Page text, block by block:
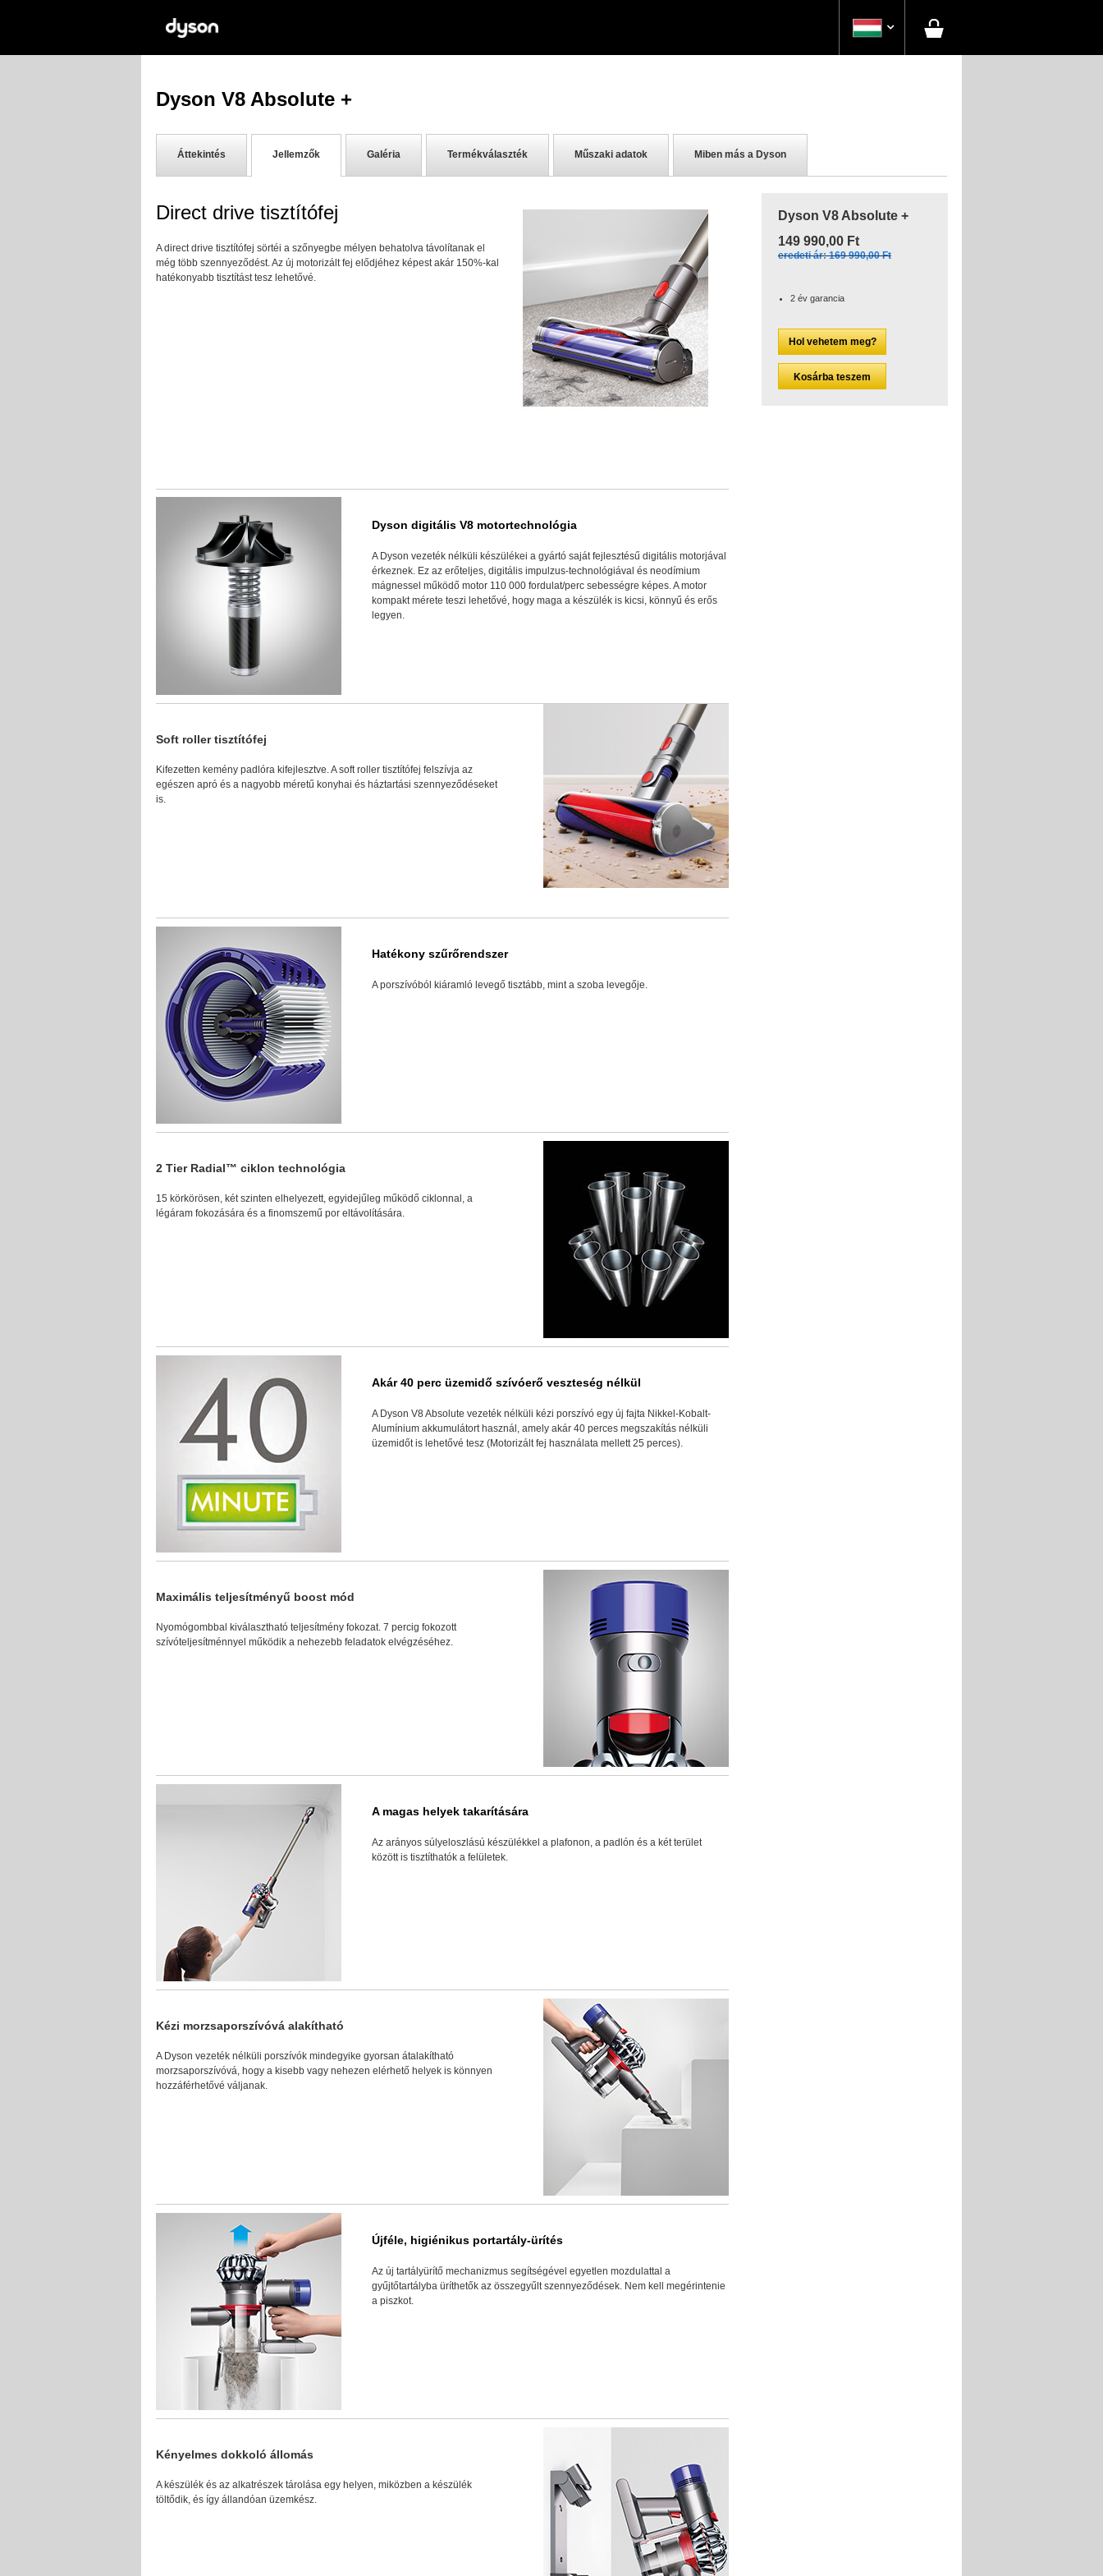

Dyson V8 Absolute +
Áttekintés Jellemzők Galéria Termékválaszték Műszaki adatok Miben más a Dyson
Direct drive tisztítófej
A direct drive tisztítófej sörtéi a szőnyegbe mélyen behatolva távolítanak el
még több szennyeződést. Az új motorizált fej elődjéhez képest akár 150%-kal
hatékonyabb tisztítást tesz lehetővé.
Dyson digitális V8 motortechnológia
A Dyson vezeték nélküli készülékei a gyártó saját fejlesztésű digitális motorjával
érkeznek. Ez az erőteljes, digitális impulzus-technológiával és neodímium
mágnessel működő motor 110 000 fordulat/perc sebességre képes. A motor
kompakt mérete teszi lehetővé, hogy maga a készülék is kicsi, könnyű és erős
legyen.
Soft roller tisztítófej
Kifezetten kemény padlóra kifejlesztve. A soft roller tisztítófej felszívja az
egészen apró és a nagyobb méretű konyhai és háztartási szennyeződéseket
is.
Hatékony szűrőrendszer
A porszívóból kiáramló levegő tisztább, mint a szoba levegője.
2 Tier Radial™ ciklon technológia
15 körkörösen, két szinten elhelyezett, egyidejűleg működő ciklonnal, a
légáram fokozására és a finomszemű por eltávolítására.
Akár 40 perc üzemidő szívóerő veszteség nélkül
A Dyson V8 Absolute vezeték nélküli kézi porszívó egy új fajta Nikkel-Kobalt-
Alumínium akkumulátort használ, amely akár 40 perces megszakítás nélküli
üzemidőt is lehetővé tesz (Motorizált fej használata mellett 25 perces).
Maximális teljesítményű boost mód
Nyomógombbal kiválasztható teljesítmény fokozat. 7 percig fokozott
szívóteljesítménnyel működik a nehezebb feladatok elvégzéséhez.
A magas helyek takarítására
Az arányos súlyeloszlású készülékkel a plafonon, a padlón és a két terület
között is tisztíthatók a felületek.
Kézi morzsaporszívóvá alakítható
A Dyson vezeték nélküli porszívók mindegyike gyorsan átalakítható
morzsaporszívóvá, hogy a kisebb vagy nehezen elérhető helyek is könnyen
hozzáférhetővé váljanak.
Újféle, higiénikus portartály-ürítés
Az új tartályürítő mechanizmus segítségével egyetlen mozdulattal a
gyűjtőtartályba üríthetők az összegyűlt szennyeződések. Nem kell megérintenie
a piszkot.
Kényelmes dokkoló állomás
A készülék és az alkatrészek tárolása egy helyen, miközben a készülék
töltődik, és így állandóan üzemkész.
Dyson V8 Absolute +
149 990,00 Ft
eredeti ár: 169 990,00 Ft
2 év garancia
Hol vehetem meg?
Kosárba teszem